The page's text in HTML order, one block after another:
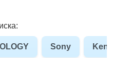
Sony